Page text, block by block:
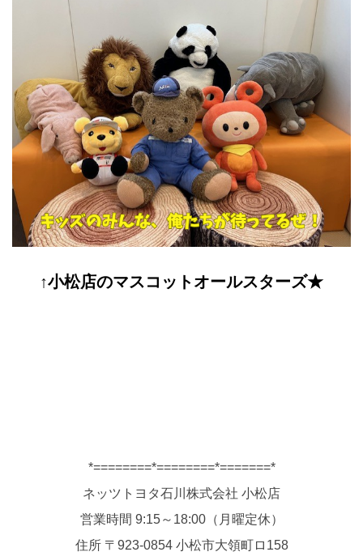
↑小松店のマスコットオールスターズ★
*========*========*=======*
ネッツトヨタ石川株式会社 小松店
営業時間 9:15～18:00（月曜定休）
住所 〒923-0854 小松市大領町ロ158